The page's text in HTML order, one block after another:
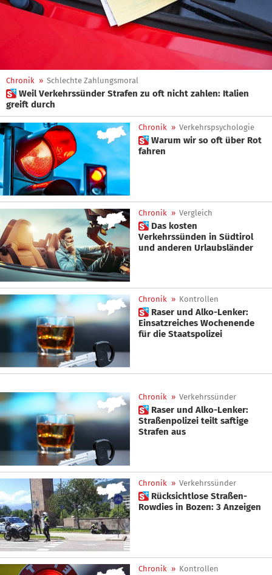
Chronik » Schlechte Zahlungsmoral
 Weil Verkehrssünder Strafen zu oft nicht zahlen: Italien
greift durch
Chronik » Verkehrspsychologie
 Warum wir so oft über Rot
fahren
Chronik » Vergleich
 Das kosten
Verkehrssünden in Südtirol
und anderen Urlaubsländer
Chronik » Kontrollen
 Raser und Alko-Lenker:
Einsatzreiches Wochenende
für die Staatspolizei
Chronik » Verkehrssünder
 Raser und Alko-Lenker:
Straßenpolizei teilt saftige
Strafen aus
Chronik » Verkehrssünder
 Rücksichtlose Straßen-
Rowdies in Bozen: 3 Anzeigen
Chronik » Kontrollen